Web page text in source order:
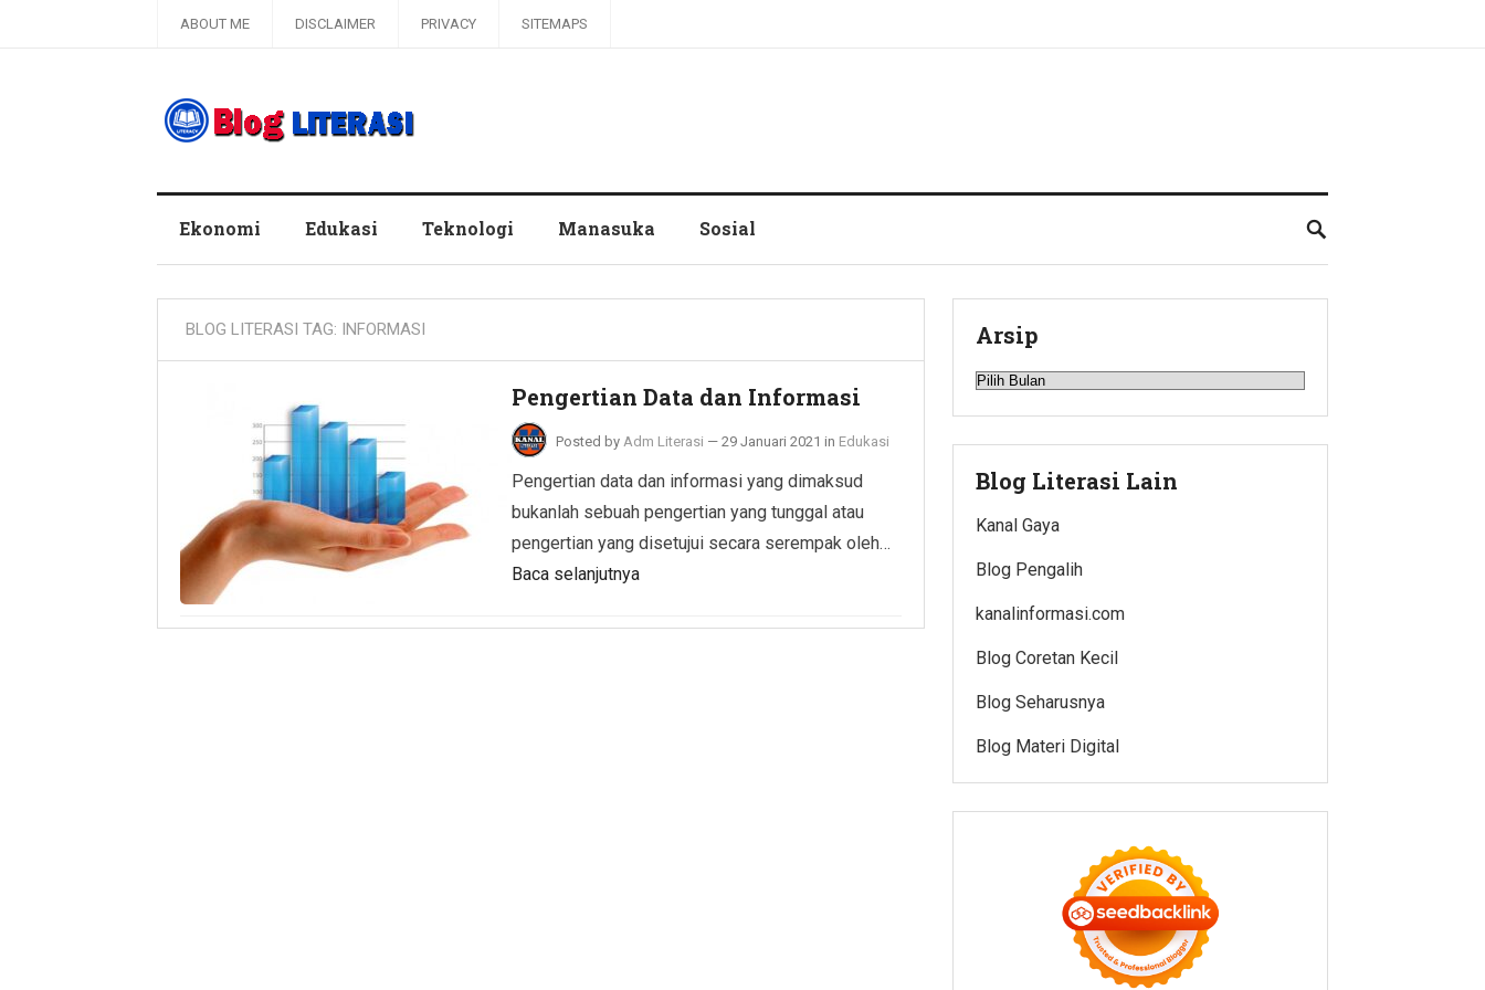
ABOUT ME DISCLAIMER PRIVACY SITEMAPS
Ekonomi Edukasi Teknologi Manasuka Sosial
BLOG LITERASI TAG: INFORMASI
Pengertian Data dan Informasi
Posted by Adm Literasi — 29 Januari 2021 in Edukasi
Pengertian data dan informasi yang dimaksud
bukanlah sebuah pengertian yang tunggal atau
pengertian yang disetujui secara serempak oleh…
Baca selanjutnya
Arsip
Arsip
Blog Literasi Lain
Kanal Gaya
Blog Pengalih
kanalinformasi.com
Blog Coretan Kecil
Blog Seharusnya
Blog Materi Digital